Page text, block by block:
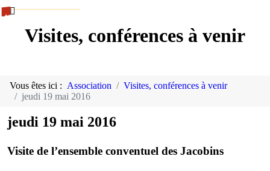
Visites, conférences à venir
Vous êtes ici : Association
Visites, conférences à venir
jeudi 19 mai 2016
jeudi 19 mai 2016
Visite de l’ensemble conventuel des Jacobins